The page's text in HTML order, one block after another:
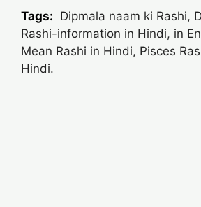
Tags: Dipmala naam ki Rashi,
Rashi-information in Hindi, in
Mean Rashi in Hindi, Pisces
Hindi.